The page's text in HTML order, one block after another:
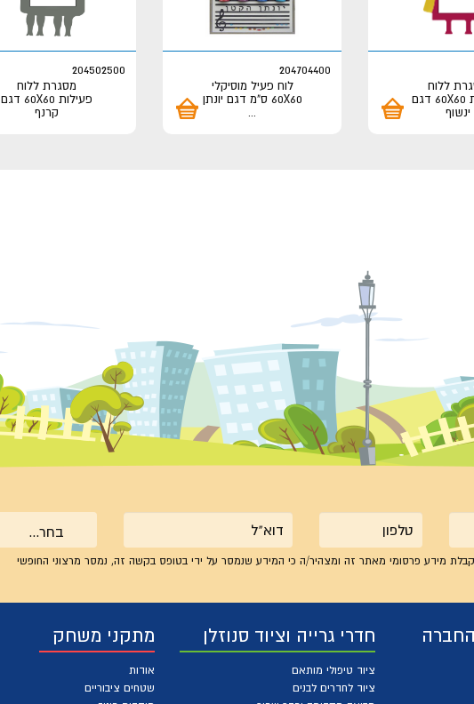
ללוח
פעילות 60X60 דגם
ינשוף
204704400
לוח פעיל מוסיקלי
60X60 ס"מ דגם יונתן
204502500
מסגרת ללוח
פעילות 60X60 דגם
קרנף
בחר...
מידע פרסומי מאתר זה ומצהיר/ה כי המידע שנמסר על ידי בטופס בקשה זה, נמסר מרצוני החופשי
החברה חדרי גרייה וציוד סנוזלן
ציוד טיפולי מותאם
ציוד לחדרים לבנים
מתקני משחק
אודות
שטחים ציבוריים